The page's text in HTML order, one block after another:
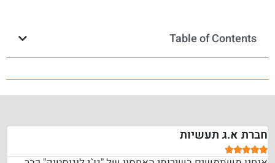
Table of Contents
חברת אביזרי חשמל



